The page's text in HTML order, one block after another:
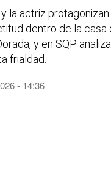
la actriz
dentro de la casa
y en SQP
frialdad.
- 14:36